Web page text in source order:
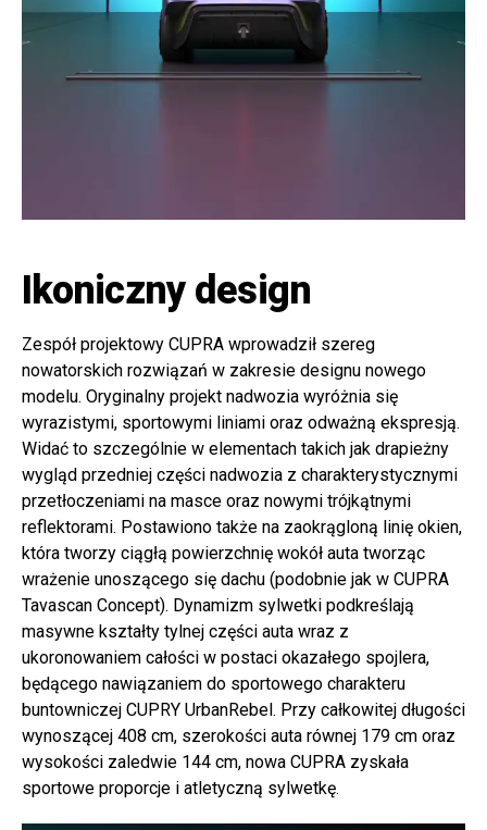
Ikoniczny design
Zespół projektowy CUPRA wprowadził szereg
nowatorskich rozwiązań w zakresie designu nowego
modelu. Oryginalny projekt nadwozia wyróżnia się
wyrazistymi, sportowymi liniami oraz odważną ekspresją.
Widać to szczególnie w elementach takich jak drapieżny
wygląd przedniej części nadwozia z charakterystycznymi
przetłoczeniami na masce oraz nowymi trójkątnymi
reflektorami. Postawiono także na zaokrągloną linię okien,
która tworzy ciągłą powierzchnię wokół auta tworząc
wrażenie unoszącego się dachu (podobnie jak w CUPRA
Tavascan Concept). Dynamizm sylwetki podkreślają
masywne kształty tylnej części auta wraz z
ukoronowaniem całości w postaci okazałego spojlera,
będącego nawiązaniem do sportowego charakteru
buntowniczej CUPRY UrbanRebel. Przy całkowitej długości
wynoszącej 408 cm, szerokości auta równej 179 cm oraz
wysokości zaledwie 144 cm, nowa CUPRA zyskała
sportowe proporcje i atletyczną sylwetkę.